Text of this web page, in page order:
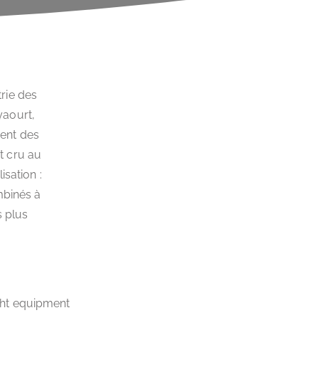
des
des
cru au
:
à
plus